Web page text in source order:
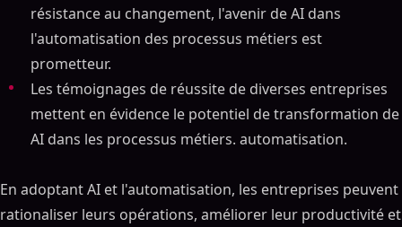
ON THIS PAGE
résistance au changement, l'avenir de AI dans
l'automatisation des processus métiers est
prometteur.
Les témoignages de réussite de diverses entreprises
mettent en évidence le potentiel de transformation de
AI dans les processus métiers. automatisation.
En adoptant AI et l'automatisation, les entreprises peuvent
rationaliser leurs opérations, améliorer leur productivité et